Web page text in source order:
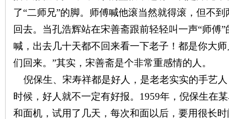
了“二师兄”的脚。师傅喊他滚当然就得滚，但不
回去。当孔浩辉站在宋善斋跟前轻轻叫一声“师傅
喊，出去几十天都不回来看一下老子！都是你大
们回来。”其实，宋善斋是个非常重感情的人。
倪保生、宋寿祥都是好人，是老老实实的手艺
时候，好人就不一定有好报。 1959年，倪保生在
和面机，试用了几天，每次和面以后，要用很长